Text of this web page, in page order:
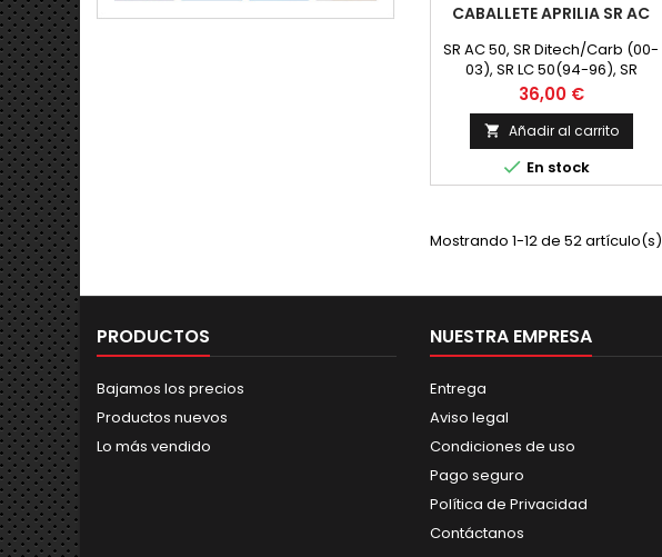
CABALLETE APRILIA SR AC
SR AC 50, SR Ditech/Carb (00-
03), SR LC 50(94-96), SR
www/Stealth/Racing (97-01)
Precio
36,00 €
 Añadir al carrito
 En stock
Mostrando 1-12 de 52 artículo(s)
PRODUCTOS
Bajamos los precios
Productos nuevos
Lo más vendido
NUESTRA EMPRESA
Entrega
Aviso legal
Condiciones de uso
Pago seguro
Política de Privacidad
Contáctanos